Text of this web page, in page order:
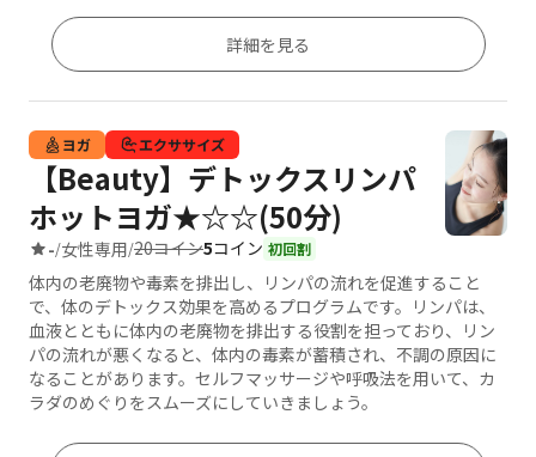
詳細を見る
ヨガ エクササイズ
【Beauty】デトックスリンパ
ホットヨガ★☆☆(50分)
-/女性専用/20コイン5コイン 初回割
体内の老廃物や毒素を排出し、リンパの流れを促進すること
で、体のデトックス効果を高めるプログラムです。リンパは、
血液とともに体内の老廃物を排出する役割を担っており、リン
パの流れが悪くなると、体内の毒素が蓄積され、不調の原因に
なることがあります。セルフマッサージや呼吸法を用いて、カ
ラダのめぐりをスムーズにしていきましょう。